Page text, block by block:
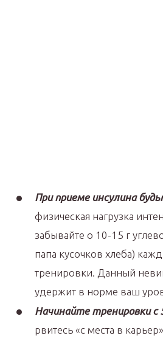
При приеме инсулина
физическая нагрузка
забывайте о 10-15 г
папа кусочков хлеба)
тренировки. Данный
удержит в норме ваш
Начинайте тренировки с
рвитесь «с места в